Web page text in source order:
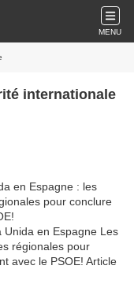
MENU
internationale
en Espagne : les
pour conclure
en Espagne Les
régionales pour
avec le PSOE! Article